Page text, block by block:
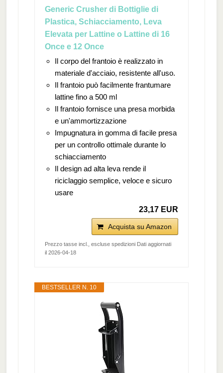
Generic Crusher di Bottiglie di
Plastica, Schiacciamento, Leva
Elevata per Lattine o Lattine di 16
Once e 12 Once
Il corpo del frantoio è realizzato in
materiale d'acciaio, resistente all'uso.
Il frantoio può facilmente frantumare
lattine fino a 500 ml
Il frantoio fornisce una presa morbida
e un'ammortizzazione
Impugnatura in gomma di facile presa
per un controllo ottimale durante lo
schiacciamento
Il design ad alta leva rende il
riciclaggio semplice, veloce e sicuro
usare
23,17 EUR
Acquista su Amazon
Prezzo tasse incl., escluse spedizioni Dati aggiornati
il 2026-04-18
BESTSELLER N. 10